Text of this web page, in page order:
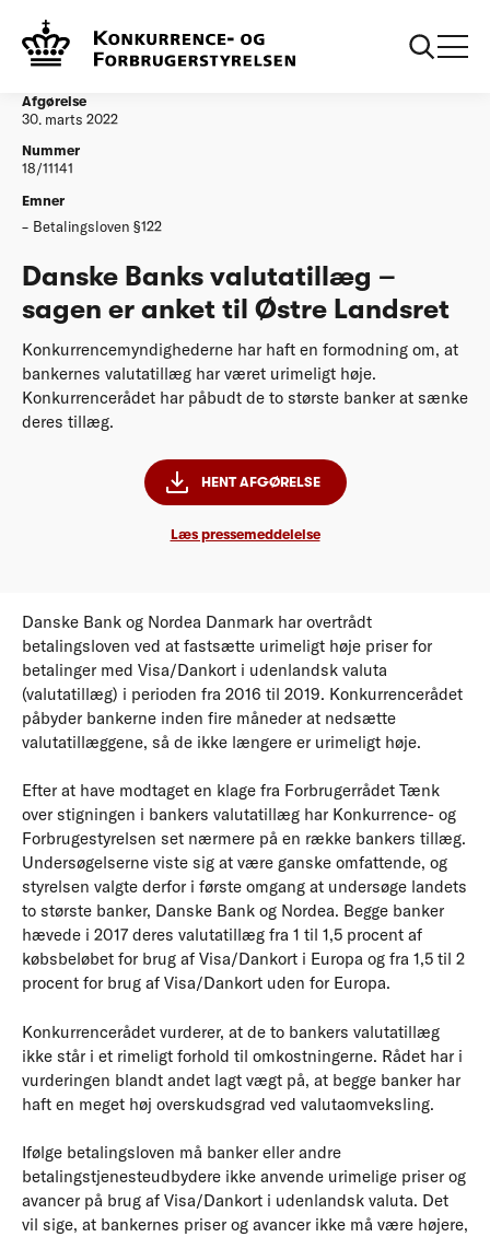
Afgørelser
Østre Landsret
Afgørelse
30. marts 2022
Nummer
18/11141
Emner
Betalingsloven §122
Danske Banks valutatillæg –
sagen er anket til Østre Landsret
Konkurrencemyndighederne har haft en formodning om, at
bankernes valutatillæg har været urimeligt høje.
Konkurrencerådet har påbudt de to største banker at sænke
deres tillæg.
HENT AFGØRELSE
Læs pressemeddelelse
Danske Bank og Nordea Danmark har overtrådt
betalingsloven ved at fastsætte urimeligt høje priser for
betalinger med Visa/Dankort i udenlandsk valuta
(valutatillæg) i perioden fra 2016 til 2019. Konkurrencerådet
påbyder bankerne inden fire måneder at nedsætte
valutatillæggene, så de ikke længere er urimeligt høje.
Efter at have modtaget en klage fra Forbrugerrådet Tænk
over stigningen i bankers valutatillæg har Konkurrence- og
Forbrugestyrelsen set nærmere på en række bankers tillæg.
Undersøgelserne viste sig at være ganske omfattende, og
styrelsen valgte derfor i første omgang at undersøge landets
to største banker, Danske Bank og Nordea. Begge banker
hævede i 2017 deres valutatillæg fra 1 til 1,5 procent af
købsbeløbet for brug af Visa/Dankort i Europa og fra 1,5 til 2
procent for brug af Visa/Dankort uden for Europa.
Konkurrencerådet vurderer, at de to bankers valutatillæg
ikke står i et rimeligt forhold til omkostningerne. Rådet har i
vurderingen blandt andet lagt vægt på, at begge banker har
haft en meget høj overskudsgrad ved valutaomveksling.
Ifølge betalingsloven må banker eller andre
betalingstjenesteudbydere ikke anvende urimelige priser og
avancer på brug af Visa/Dankort i udenlandsk valuta. Det
vil sige, at bankernes priser og avancer ikke må være højere,